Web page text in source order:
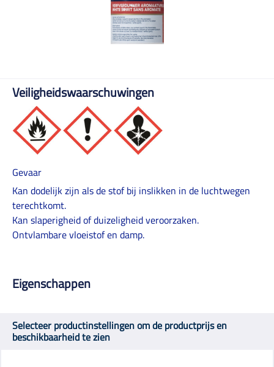
Veiligheidswaarschuwingen
Gevaar
Kan dodelijk zijn als de stof bij inslikken in de luchtwegen
terechtkomt.
Kan slaperigheid of duizeligheid veroorzaken.
Ontvlambare vloeistof en damp.
Eigenschappen
Selecteer productinstellingen om de productprijs en
beschikbaarheid te zien